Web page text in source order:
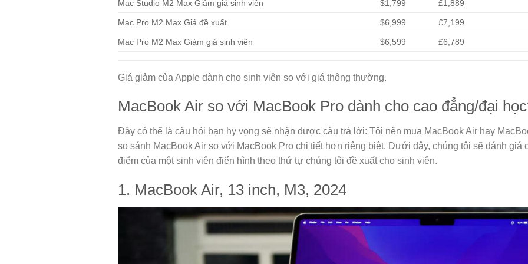
Mac Studio M2 Max Giảm giá sinh viên $1,799 £1,889
Mac Pro M2 Max Giá đề xuất $6,999 £7,199
Mac Pro M2 Max Giảm giá sinh viên $6,599 £6,789
Giá giảm của Apple dành cho sinh viên so với giá thông thường.
MacBook Air so với MacBook Pro dành cho cao đẳng/đại
Đây có thể là câu hỏi bạn hy vọng sẽ nhận được câu trả lời: Tôi nên mua MacBook Air hay
so sánh MacBook Air so với MacBook Pro chi tiết hơn riêng biệt. Dưới đây, chúng tôi sẽ đánh giá
điểm của một sinh viên điển hình theo thứ tự chúng tôi đề xuất cho sinh viên.
1. MacBook Air, 13 inch, M3, 2024